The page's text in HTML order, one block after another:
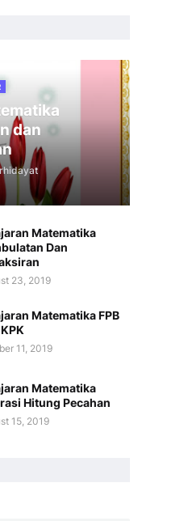
dan
Matematika
Dan
23, 2019
Matematika FPB
11, 2019
Matematika
Hitung Pecahan
15, 2019